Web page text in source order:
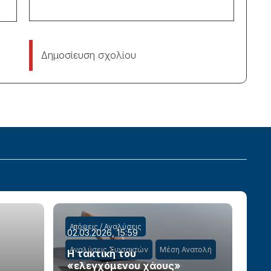
Δημοσίευση σχολίου
Απόψεις / Αναλύσεις
Αναλύσεις Συντακτών Μέση Ανατολή
02.03.2026, 15:59
Η τακτική του
«ελεγχόμενου χάους»